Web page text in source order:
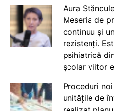
Aura
Meseria de
continuu și
rezistenți.
psihiatrică
școlar viitor
Proceduri
unitățile de